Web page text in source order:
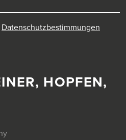
HOPFEN,
Datenschutzbestimmungen